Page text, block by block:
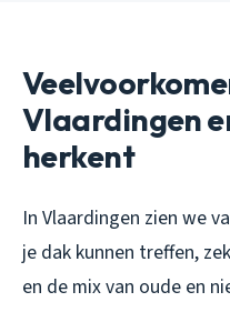
Vlaardingen
herkent
In Vlaardingen zien we
je dak kunnen treffen,
en de mix van oude en